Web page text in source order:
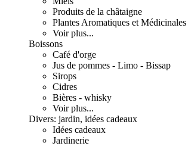
Produits de la châtaigne
Plantes Aromatiques et Médicinales
Voir plus...
Boissons
Café d'orge
Jus de pommes - Limo - Bissap
Sirops
Cidres
Bières - whisky
Voir plus...
Divers: jardin, idées cadeaux
Idées cadeaux
Jardinerie